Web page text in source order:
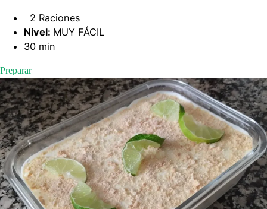
2 Raciones
Nivel: MUY FÁCIL
30 min
Preparar